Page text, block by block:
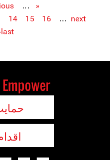
Pages
« first
…
14 15 16 … next
last »